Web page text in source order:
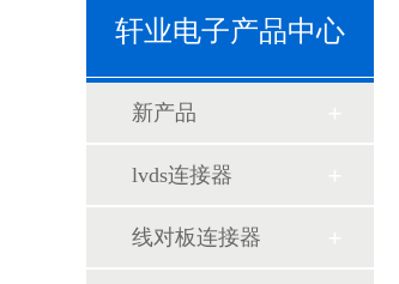
轩业电子产品中心
新产品
lvds连接器
线对板连接器